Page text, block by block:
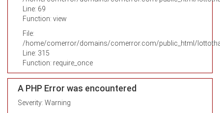
Line: 69
Function: view
File:
/home/comerror/domains/comerror.com/public_html/
Line: 315
Function: require_once
A PHP Error was encountered
Severity: Warning